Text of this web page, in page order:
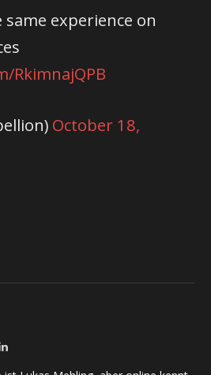
experience on
RkimnajQPB
October 18,
LinkedIn